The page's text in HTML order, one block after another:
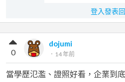
登入發表
dojumi
． 14 年前
0
當學歷氾濫、證照好看，企業到